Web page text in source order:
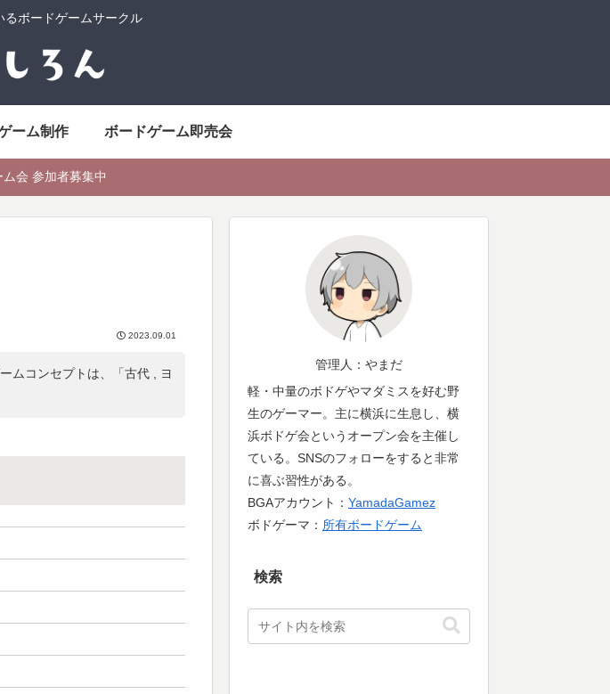
るボードゲームサークル
ーム制作 ボードゲーム即売会
会 参加者募集中
2023.09.01
ムコンセプトは、「古代 , ヨ
管理人：やまだ
軽・中量のボドゲやマダミスを好む野
生のゲーマー。主に横浜に生息し、横
浜ボドゲ会というオープン会を主催し
ている。SNSのフォローをすると非常
に喜ぶ習性がある。
BGAアカウント： YamadaGamez
ボドゲーマ： 所有ボードゲーム
検索